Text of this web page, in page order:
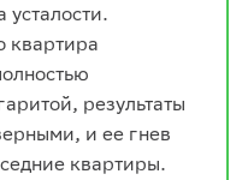
усталости.
квартира
результаты
и ее гнев
квартиры.